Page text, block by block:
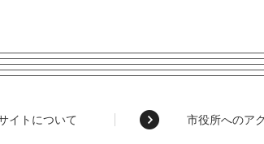
イトについて 市役所へのア